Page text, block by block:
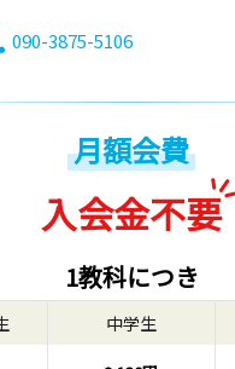
090-3875-5106
月額会費
入会金不要
1教科につき
中学生